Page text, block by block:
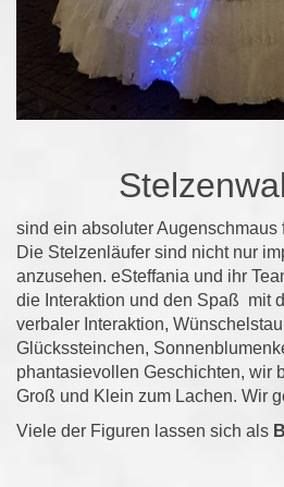
sind ein absoluter Augenschmaus
Die Stelzenläufer sind nicht nur
anzusehen. eSteffania und ihr
die Interaktion und den Spaß mit
verbaler Interaktion,
Glückssteinchen,
phantasievollen Geschichten, wir
Groß und Klein zum Lachen. Wir
Viele der Figuren lassen sich als